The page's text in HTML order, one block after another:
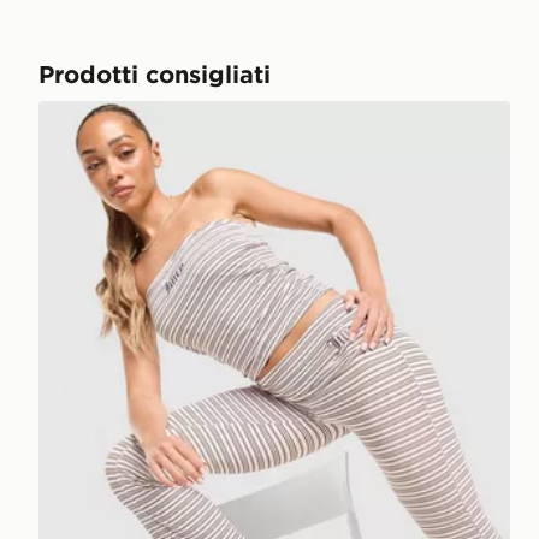
Prodotti consigliati
JUICY COUTURE Stripe Logo Bandeau Top